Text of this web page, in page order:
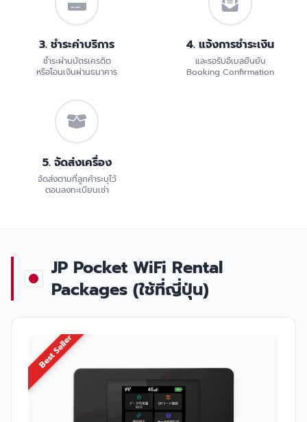
3. ชำระค่าบริการ
ชำระผ่านบัตรเครดิต
หรือโอนเงินผ่านธนาคาร
4. แจ้งการชำระเงิน
และรอรับอีเมลยืนยัน
Booking Confirmation
5. จัดส่งเครื่อง
จัดส่งตามที่ลูกค้าระบุไว้
ตอนลงทะเบียนเช่า
JP Pocket WiFi Rental
Packages (ใช้ที่ญี่ปุ่น)
Best Seller